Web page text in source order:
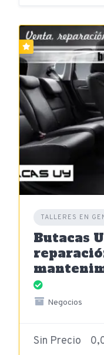
TALLERES EN
Butacas
Negocios
Sin Precio